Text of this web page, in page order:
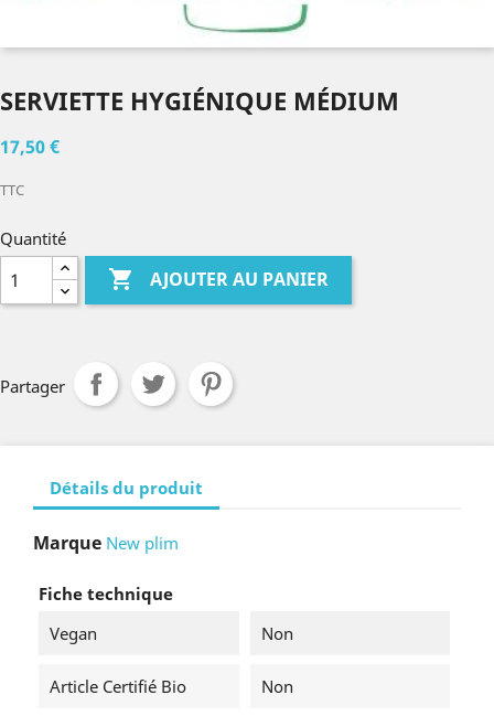
SERVIETTE HYGIÉNIQUE MÉDIUM
17,50 €
TTC
Quantité
 AJOUTER AU PANIER
Partager
Détails du produit
Marque New plim
Fiche technique
Vegan
Non
Article Certifié Bio Non